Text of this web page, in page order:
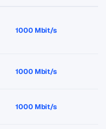
1000 Mbit/s
1000 Mbit/s
1000 Mbit/s